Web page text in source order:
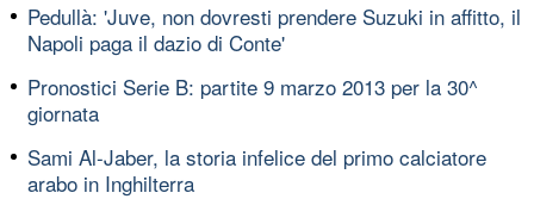
Pedullà: 'Juve, non dovresti prendere Suzuki in affitto, il
Napoli paga il dazio di Conte'
Pronostici Serie B: partite 9 marzo 2013 per la 30^
giornata
Sami Al-Jaber, la storia infelice del primo calciatore
arabo in Inghilterra